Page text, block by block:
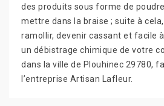
des produits sous forme de
mettre dans la braise ; suite à
ramollir, devenir cassant et facile
un débistrage chimique de votre
dans la ville de Plouhinec 29780,
l’entreprise Artisan Lafleur.